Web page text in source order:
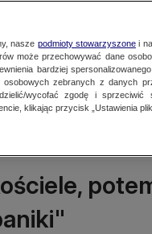
Świat PolskaRegionalne
nasze podmioty stowarzyszonei
może przechowywać dane
bardziej
zebranych z danych
wycofać zgodę i
klikając przycisk „Ustawienia